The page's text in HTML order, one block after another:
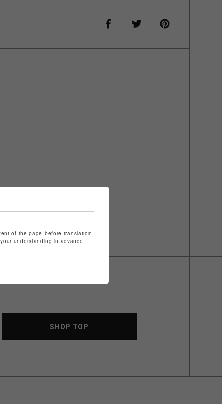
SHOP TOP
of the page before translation.
understanding in advance.